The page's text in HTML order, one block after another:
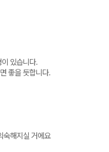
있습니다.
좋을 듯합니다.
숙해지실 거에요